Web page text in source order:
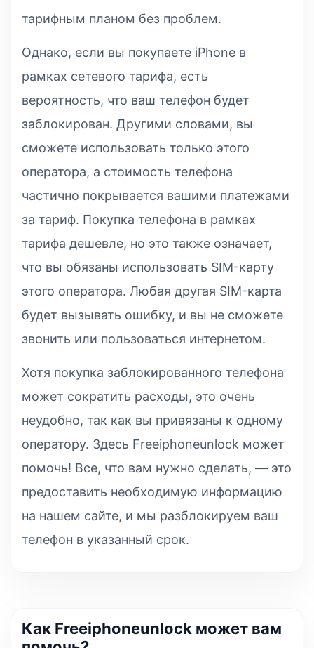
тарифным планом без проблем.
Однако, если вы покупаете iPhone в
рамках сетевого тарифа, есть
вероятность, что ваш телефон будет
заблокирован. Другими словами, вы
сможете использовать только этого
оператора, а стоимость телефона
частично покрывается вашими платежами
за тариф. Покупка телефона в рамках
тарифа дешевле, но это также означает,
что вы обязаны использовать SIM-карту
этого оператора. Любая другая SIM-карта
будет вызывать ошибку, и вы не сможете
звонить или пользоваться интернетом.
Хотя покупка заблокированного телефона
может сократить расходы, это очень
неудобно, так как вы привязаны к одному
оператору. Здесь Freeiphoneunlock может
помочь! Все, что вам нужно сделать, — это
предоставить необходимую информацию
на нашем сайте, и мы разблокируем ваш
телефон в указанный срок.
Как Freeiphoneunlock может вам